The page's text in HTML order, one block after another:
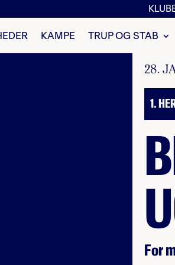
KAMPE TRUP OG STAB
28.
1.
For